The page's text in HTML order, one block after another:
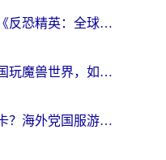
身在海外，如何找回《反恐精英：全球攻势》国服的丝滑手感？一份给你的终极指南
从纽约到暴风城：美国玩魔兽世界，如何找到你的最佳网络航线
日本怎么玩奥拉星不卡？海外党国服游戏加速器选择全攻略